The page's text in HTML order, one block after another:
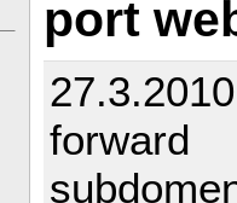
port
forward